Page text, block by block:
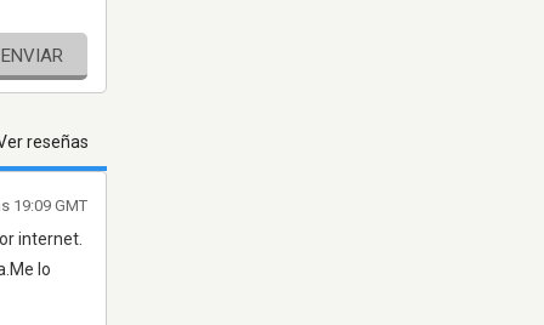
ENVIAR
reseñas
internet.
lo
19:09 GMT